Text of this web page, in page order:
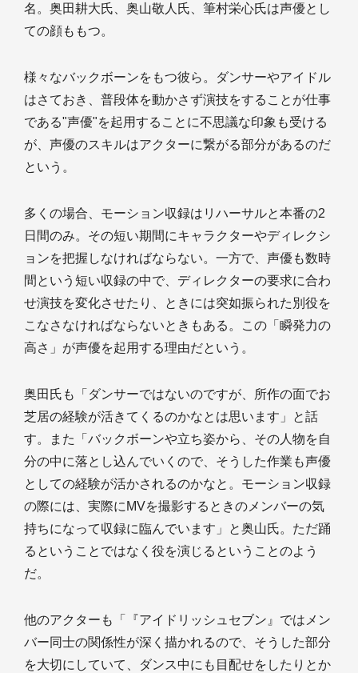
名。奥田耕大氏、奥山敬人氏、筆村栄心氏は声優とし
ての顔ももつ。
様々なバックボーンをもつ彼ら。ダンサーやアイドル
はさておき、普段体を動かさず演技をすることが仕事
である"声優"を起用することに不思議な印象も受ける
が、声優のスキルはアクターに繋がる部分があるのだ
という。
多くの場合、モーション収録はリハーサルと本番の2
日間のみ。その短い期間にキャラクターやディレクシ
ョンを把握しなければならない。一方で、声優も数時
間という短い収録の中で、ディレクターの要求に合わ
せ演技を変化させたり、ときには突如振られた別役を
こなさなければならないときもある。この「瞬発力の
高さ」が声優を起用する理由だという。
奥田氏も「ダンサーではないのですが、所作の面でお
芝居の経験が活きてくるのかなとは思います」と話
す。また「バックボーンや立ち姿から、その人物を自
分の中に落とし込んでいくので、そうした作業も声優
としての経験が活かされるのかなと。モーション収録
の際には、実際にMVを撮影するときのメンバーの気
持ちになって収録に臨んでいます」と奥山氏。ただ踊
るということではなく役を演じるということのよう
だ。
他のアクターも「『アイドリッシュセブン』ではメン
バー同士の関係性が深く描かれるので、そうした部分
を大切にしていて、ダンス中にも目配せをしたりとか